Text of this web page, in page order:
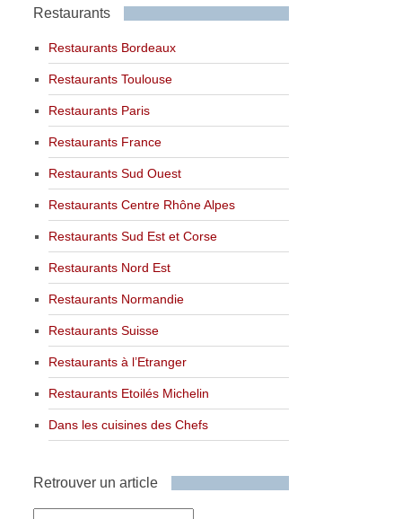
Restaurants
Restaurants Bordeaux
Restaurants Toulouse
Restaurants Paris
Restaurants France
Restaurants Sud Ouest
Restaurants Centre Rhône Alpes
Restaurants Sud Est et Corse
Restaurants Nord Est
Restaurants Normandie
Restaurants Suisse
Restaurants à l’Etranger
Restaurants Etoilés Michelin
Dans les cuisines des Chefs
Retrouver un article